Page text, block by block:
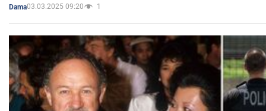
Dama03.03.2025 09:20 1